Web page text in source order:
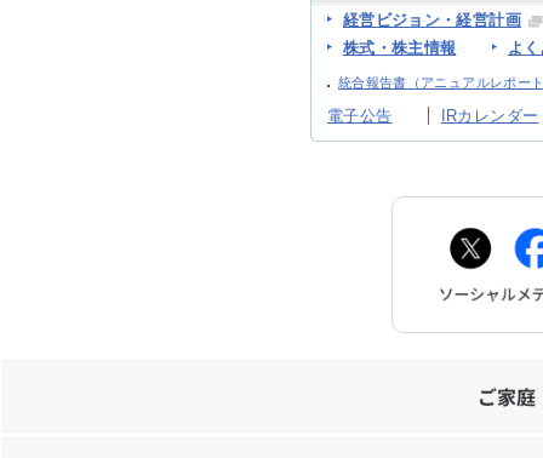
経営ビジョン・経営計画
株式・株主情報
よ
統合報告書（アニュアルレポー
電子公告 IRカレンダー
ご家